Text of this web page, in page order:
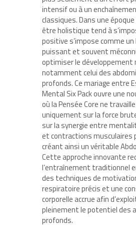
intensif ou à un
classiques. Dans une
être holistique tend à
positive s’impose comme un
puissant et souvent
optimiser le développement
notamment celui des
profonds. Ce mariage entre
Mental Six Pack ouvre une
où la Pensée Core ne
uniquement sur la force
sur la synergie entre
et contractions musculaires
créant ainsi un véritable
Cette approche innovante
l’entraînement traditionnel
des techniques de
respiratoire précis et une
corporelle accrue afin
pleinement le potentiel des
profonds.